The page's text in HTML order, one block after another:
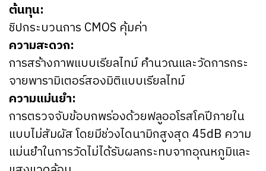
ต้นทุน:
ชิปกระบวนการ CMOS คุ้มค่า
ความสะดวก:
การสร้างภาพแบบเรียลไทม์ คำนวณและวัดการกระ
จายพารามิเตอร์สองมิติแบบเรียลไทม์
ความแม่นยำ:
การตรวจจับข้อบกพร่องด้วยฟลูออโรสโคปีภายใน
แบบไม่สัมผัส โดยมีช่วงไดนามิกสูงสุด 45dB ความ
แม่นยำในการวัดไม่ได้รับผลกระทบจากอุณหภูมิและ